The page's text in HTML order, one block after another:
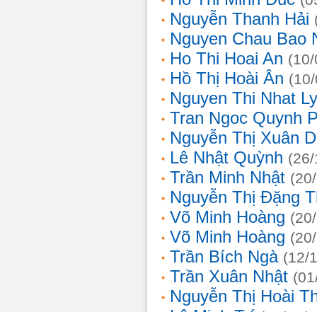
Nguyễn Thanh Hải
Nguyen Chau Bao
Ho Thi Hoai An
Hồ Thị Hoài Ân
Nguyen Thi Nhat Ly
Tran Ngoc Quynh
Nguyễn Thị Xuân
Lê Nhật Quỳnh
Trần Minh Nhật
Nguyễn Thị Đặng
Võ Minh Hoàng
Võ Minh Hoàng
Trần Bích Ngà (12/
Trần Xuân Nhật
Nguyễn Thị Hoài